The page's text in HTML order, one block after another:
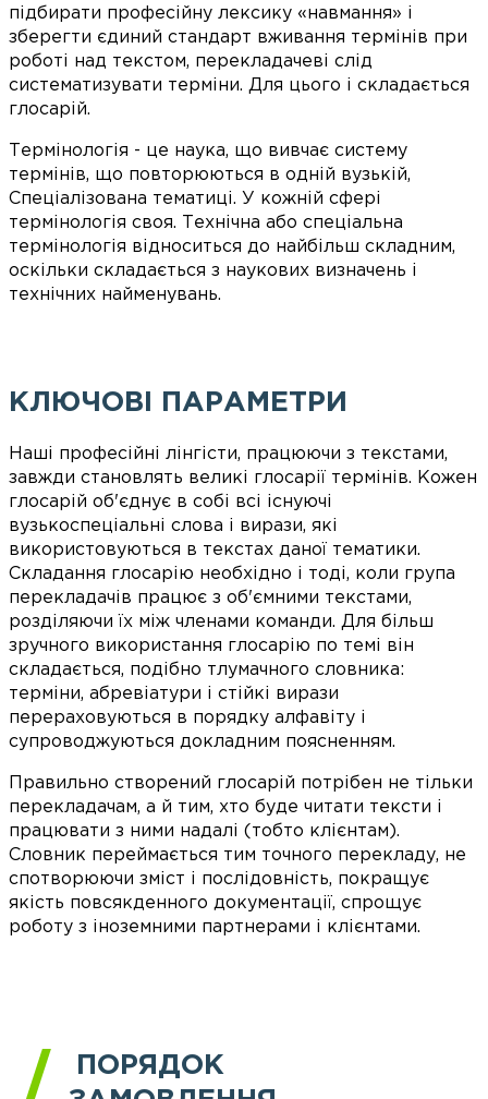
підбирати професійну лексику «навмання» і
зберегти єдиний стандарт вживання термінів при
роботі над текстом, перекладачеві слід
систематизувати терміни. Для цього і складається
глосарій.
Термінологія - це наука, що вивчає систему
термінів, що повторюються в одній вузькій,
Спеціалізована тематиці. У кожній сфері
термінологія своя. Технічна або спеціальна
термінологія відноситься до найбільш складним,
оскільки складається з наукових визначень і
технічних найменувань.
КЛЮЧОВІ ПАРАМЕТРИ
Наші професійні лінгісти, працюючи з текстами,
завжди становлять великі глосарії термінів. Кожен
глосарій об'єднує в собі всі існуючі
вузькоспеціальні слова і вирази, які
використовуються в текстах даної тематики.
Складання глосарію необхідно і тоді, коли група
перекладачів працює з об'ємними текстами,
розділяючи їх між членами команди. Для більш
зручного використання глосарію по темі він
складається, подібно тлумачного словника:
терміни, абревіатури і стійкі вирази
перераховуються в порядку алфавіту і
супроводжуються докладним поясненням.
Правильно створений глосарій потрібен не тільки
перекладачам, а й тим, хто буде читати тексти і
працювати з ними надалі (тобто клієнтам).
Словник переймається тим точного перекладу, не
спотворюючи зміст і послідовність, покращує
якість повсякденного документації, спрощує
роботу з іноземними партнерами і клієнтами.
ПОРЯДОК